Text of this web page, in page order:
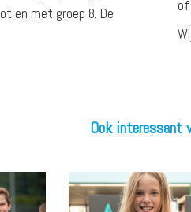
en met groep 8. De
Ook interessant